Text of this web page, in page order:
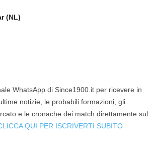
(NL)
WhatsApp di Since1900.it per ricevere in
notizie, le probabili formazioni, gli
e le cronache dei match direttamente sul
QUI PER ISCRIVERTI SUBITO